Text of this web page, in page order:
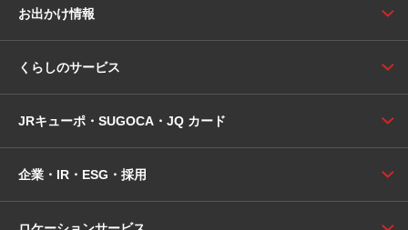
お出かけ情報
くらしのサービス
JRキューポ・SUGOCA・JQ カード
企業・IR・ESG・採用